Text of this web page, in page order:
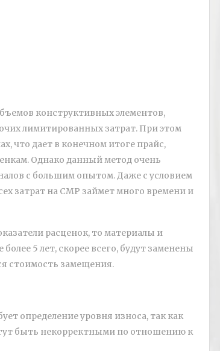
конструктивных элементов,
лимитированных затрат. При этом
что дает в конечном итоге прайс,
Однако данный метод очень
с большим опытом. Даже с условием
затрат на СМР займет много времени и
расценок, то материалы и
5 лет, скорее всего, будут заменены
стоимость замещения.
определение уровня износа, так как
быть некорректными по отношению к